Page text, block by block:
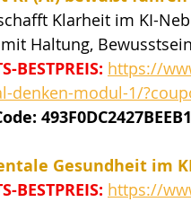
Klarheit im KI-
Haltung,
BESTPREIS: https://
denken-modul-1/
Gesundheit im
BESTPREIS: https://